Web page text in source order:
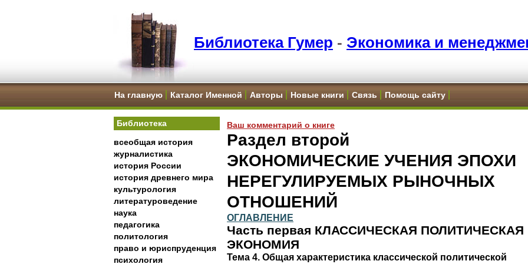
Библиотека Гумер - Экономика и
На главную Каталог Именной Авторы Новые книги Связь Помощь сайту
Библиотека
всеобщая история
журналистика
история России
история древнего мира
культурология
литературоведение
наука
педагогика
политология
право и юриспруденция
психология
Ваш комментарий о книге
Раздел второй
ЭКОНОМИЧЕСКИЕ УЧЕНИЯ ЭПОХИ
НЕРЕГУЛИРУЕМЫХ РЫНОЧНЫХ
ОТНОШЕНИЙ
ОГЛАВЛЕНИЕ
Часть первая КЛАССИЧЕСКАЯ ПОЛИТИЧЕСКАЯ
ЭКОНОМИЯ
Тема 4. Общая характеристика классической политической